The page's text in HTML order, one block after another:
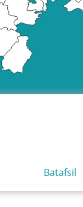
Batafsil